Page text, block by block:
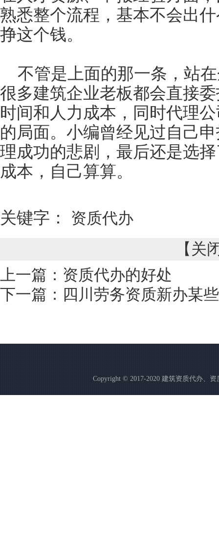
熟悉整个流程，基本不会出
挣这个钱。
不管是上面的那一条，站
很多建筑企业老板都会直接
时间和人力成本，同时代理
的局面。小编曾经见过自己
理成功的悲剧，最后还是选
成本，自己算算。
关键字： 资质代办
【 关
上一篇： 资质代办的好处
下一篇： 四川劳务资质新办某
Copyright © 2017-2020 建筑资质代办、